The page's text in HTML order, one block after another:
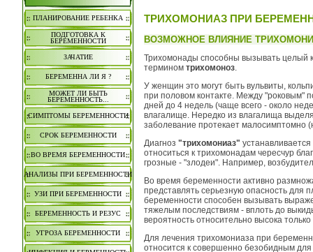
ПЛАНИРОВАНИЕ РЕБЕНКА
ПОДГОТОВКА К
БЕРЕМЕННОСТИ
ЗАЧАТИЕ
БЕРЕМЕННА ЛИ Я ?
МОЖЕТ ЛИ БЫТЬ
БЕРЕМЕННОСТЬ...
СИМПТОМЫ БЕРЕМЕННОСТИ
СРОК БЕРЕМЕННОСТИ
ВО ВРЕМЯ БЕРЕМЕННОСТИ
АНАЛИЗЫ ПРИ БЕРЕМЕННОСТИ
УЗИ ПРИ БЕРЕМЕННОСТИ
БЕРЕМЕННОСТЬ И РЕЗУС
УГРОЗА БЕРЕМЕННОСТИ
ТРИХОМОНИАЗ ПРИ
ВОЗМОЖНОЕ ВЛИЯНИЕ
Трихомонады способны вызывать целый
термином трихомоноз
У женщин это могут быть вульвиты,
при половом контакте. Между "роковым"
дней до 4 недель (чаще всего - около
влагалище. Нередко из влагалища
заболевание протекает малосимптомно
Диагноз "трихомониаз"
относиться к трихомонадам чересчур
грозные - "злодеи". Например,
Во время беременности активно
представлять серьезную опасность для
беременности способен вызывать
тяжелым последствиям - вплоть до
вероятность относительно высока
Для лечения трихомониаза при
относится к совершенно безобидным